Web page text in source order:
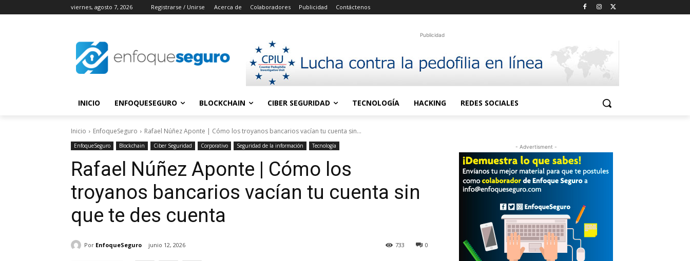
viernes, agosto 7, 2026 Registrarse / Unirse Acerca de Colaboradores Publicidad Contáctenos
Publicidad
INICIO ENFOQUESEGURO BLOCKCHAIN CIBER SEGURIDAD TECNOLOGÍA HACKING REDES SOCIALES
Inicio EnfoqueSeguro Rafael Núñez Aponte | Cómo los troyanos bancarios vacían tu cuenta sin...
EnfoqueSeguro Blockchain Ciber Seguridad Corporativo Seguridad de la información Tecnología
Rafael Núñez Aponte | Cómo los
troyanos bancarios vacían tu cuenta sin
que te des cuenta
Por EnfoqueSeguro junio 12, 2026 0
733
- Advertisment -